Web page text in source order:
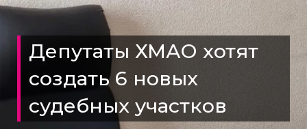
Депутаты ХМАО хотят
создать 6 новых
судебных участков